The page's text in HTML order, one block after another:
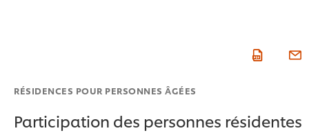
RÉSIDENCES POUR PERSONNES ÂGÉES
Participation des personnes résidentes